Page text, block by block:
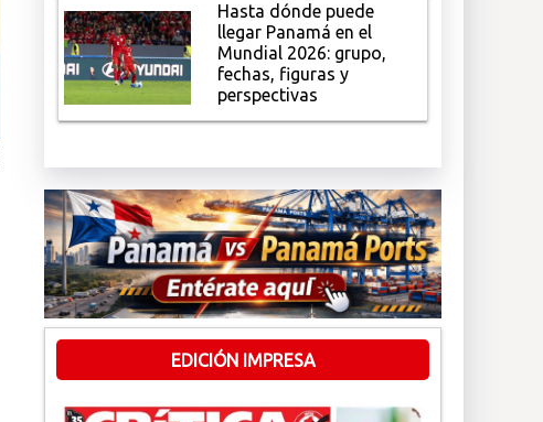
Hasta dónde puede
llegar Panamá en el
Mundial 2026: grupo,
fechas, figuras y
perspectivas
EDICIÓN IMPRESA